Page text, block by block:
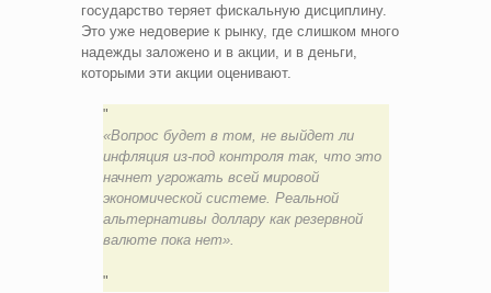
государство теряет фискальную дисциплину.
Это уже недоверие к рынку, где слишком много
надежды заложено и в акции, и в деньги,
которыми эти акции оценивают.
«Вопрос будет в том, не выйдет ли
инфляция из-под контроля так, что это
начнет угрожать всей мировой
экономической системе. Реальной
альтернативы доллару как резервной
валюте пока нет».